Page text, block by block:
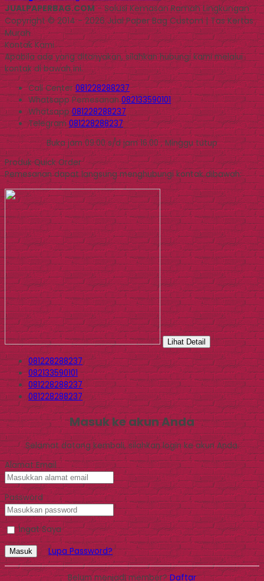
JUALPAPERBAG.COM- Solusi Kemasan Ramah Lingkungan
Copyright © 2014 - 2026 Jual Paper Bag Custom | Tas Kertas
Murah
Kontak Kami
Apabila ada yang ditanyakan, silahkan hubungi kami melalui
kontak di bawah ini.
Call Center081228288237
WhatsappPemesanan 082133590101
Whatsapp081228288237
Telegram081228288237
Buka jam 09.00 s/d jam 16.00 , Minggu tutup
Produk Quick Order
Pemesanan dapat langsung menghubungi kontak dibawah:
Lihat Detail
081228288237
082133590101
081228288237
081228288237
Masuk ke akun Anda
Selamat datang kembali, silahkan login ke akun Anda.
Alamat Email
Password
Ingat Saya
Masuk Lupa Password?
Belum menjadi member?Daftar